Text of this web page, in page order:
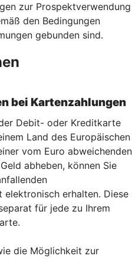
zur Prospektverwendung
den Bedingungen
gebunden sind.
bei Kartenzahlungen
Debit- oder Kreditkarte
Land des Europäischen
vom Euro abweichenden
abheben, können Sie
elektronisch erhalten. Diese
für jede zu Ihrem
die Möglichkeit zur